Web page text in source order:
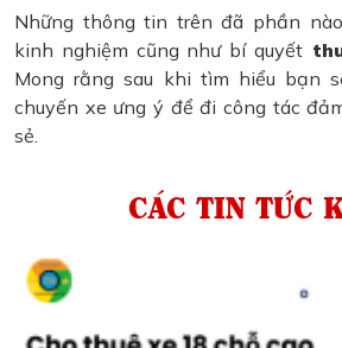
Những thông tin trên đã phần
kinh nghiệm cũng như bí quyết
Mong rằng sau khi tìm hiểu bạn
chuyến xe ưng ý để đi công tác
sẻ.
CÁC TIN TỨC